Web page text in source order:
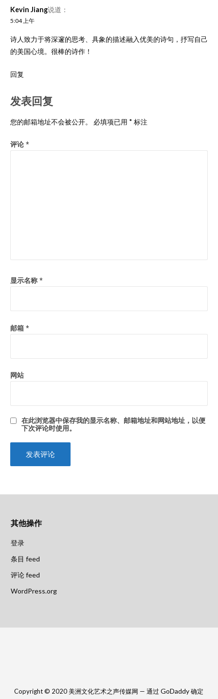
Kevin Jiang说道：
5:04 上午
诗人致力于将深邃的思考、具象的描述融入优美的诗句，抒写自己
的美国心境。很棒的诗作！
回复
发表回复
您的邮箱地址不会被公开。 必填项已用 * 标注
评论 *
显示名称 *
邮箱 *
网站
在此浏览器中保存我的显示名称、邮箱地址和网站地址，以便
下次评论时使用。
其他操作
登录
条目 feed
评论 feed
WordPress.org
Copyright © 2020 美洲文化艺术之声传媒网 — 通过GoDaddy确定